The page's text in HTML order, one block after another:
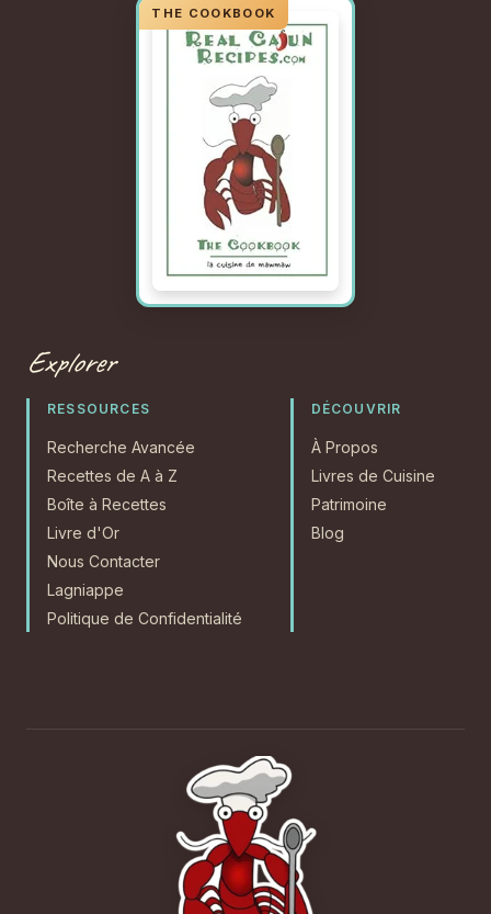
Explorer
RESSOURCES
Recherche Avancée
Recettes de A à Z
Boîte à Recettes
Livre d'Or
Nous Contacter
Lagniappe
Politique de Confidentialité
DÉCOUVRIR
À Propos
Livres de Cuisine
Patrimoine
Blog